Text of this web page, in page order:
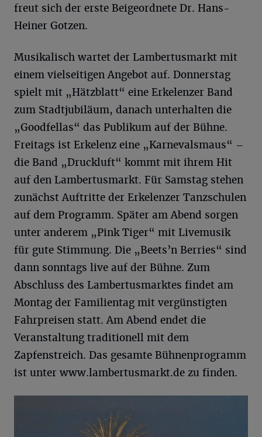
freut sich der erste Beigeordnete Dr. Hans-
Heiner Gotzen.
Musikalisch wartet der Lambertusmarkt mit
einem vielseitigen Angebot auf. Donnerstag
spielt mit „Hätzblatt“ eine Erkelenzer Band
zum Stadtjubiläum, danach unterhalten die
„Goodfellas“ das Publikum auf der Bühne.
Freitags ist Erkelenz eine „Karnevalsmaus“ –
die Band „Druckluft“ kommt mit ihrem Hit
auf den Lambertusmarkt. Für Samstag stehen
zunächst Auftritte der Erkelenzer Tanzschulen
auf dem Programm. Später am Abend sorgen
unter anderem „Pink Tiger“ mit Livemusik
für gute Stimmung. Die „Beets’n Berries“ sind
dann sonntags live auf der Bühne. Zum
Abschluss des Lambertusmarktes findet am
Montag der Familientag mit vergünstigten
Fahrpreisen statt. Am Abend endet die
Veranstaltung traditionell mit dem
Zapfenstreich. Das gesamte Bühnenprogramm
ist unter www.lambertusmarkt.de zu finden.